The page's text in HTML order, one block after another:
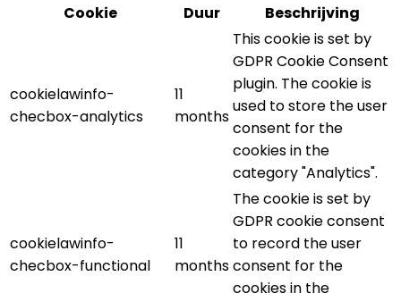
Cookie
Duur Beschrijving
cookielawinfo-
checbox-analytics
11
months
This cookie is set by
GDPR Cookie Consent
plugin. The cookie is
used to store the user
consent for the
cookies in the
category "Analytics".
cookielawinfo-
checbox-functional
11
months
The cookie is set by
GDPR cookie consent
to record the user
consent for the
cookies in the